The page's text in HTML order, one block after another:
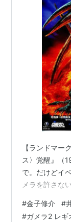
【ランドマー
ス〉覚醒』（
で。だけどイ
メラを許さな
#金子修介 #
#ガメラ2 レギ